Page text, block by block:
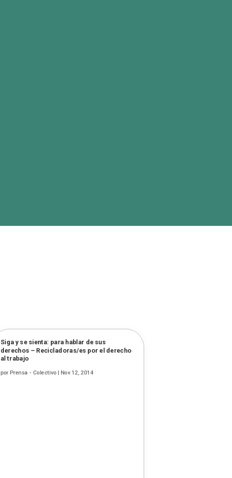
Siga y se sienta: para hablar de sus
derechos – Recicladoras/es por el derecho
al trabajo
por Prensa - Colectivo Nov 12, 2014